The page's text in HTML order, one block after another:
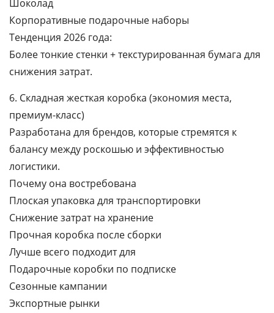
Шоколад
Корпоративные подарочные наборы
Тенденция 2026 года:
Более тонкие стенки + текстурированная бумага для
снижения затрат.
6. Складная жесткая коробка (экономия места,
премиум-класс)
Разработана для брендов, которые стремятся к
балансу между роскошью и эффективностью
логистики.
Почему она востребована
Плоская упаковка для транспортировки
Снижение затрат на хранение
Прочная коробка после сборки
Лучше всего подходит для
Подарочные коробки по подписке
Сезонные кампании
Экспортные рынки